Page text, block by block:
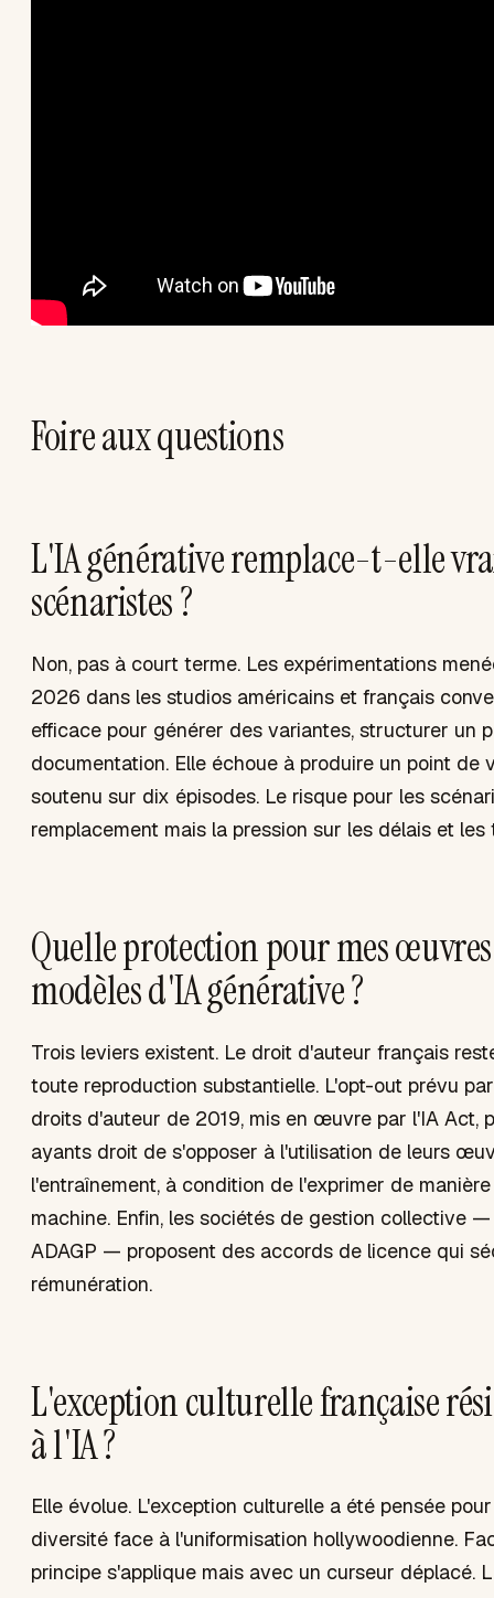
Foire aux questions
L'IA générative remplace-t-elle
scénaristes ?
Non, pas à court terme. Les expérimentations
2026 dans les studios américains et français
efficace pour générer des variantes, structurer un
documentation. Elle échoue à produire un point de
soutenu sur dix épisodes. Le risque pour les
remplacement mais la pression sur les délais et les
Quelle protection pour mes
modèles d'IA générative ?
Trois leviers existent. Le droit d'auteur français
toute reproduction substantielle. L'opt-out prévu
droits d'auteur de 2019, mis en œuvre par l'IA Act,
ayants droit de s'opposer à l'utilisation de leurs
l'entraînement, à condition de l'exprimer de
machine. Enfin, les sociétés de gestion collective —
ADAGP — proposent des accords de licence qui
rémunération.
L'exception culturelle française
à l'IA ?
Elle évolue. L'exception culturelle a été pensée
diversité face à l'uniformisation hollywoodienne.
principe s'applique mais avec un curseur déplacé.